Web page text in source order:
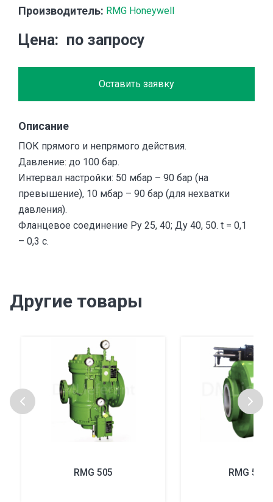
Производитель: RMG Honeywell
Цена по запросу
Оставить заявку
Описание
ПОК прямого и непрямого действия.
Давление: до 100 бар.
Интервал настройки: 50 мбар – 90 бар (на
превышение), 10 мбар – 90 бар (для нехватки
давления).
Фланцевое соединение Ру 25, 40; Ду 40, 50. t = 0,1
– 0,3 с.
Другие товары
RMG 505 RMG